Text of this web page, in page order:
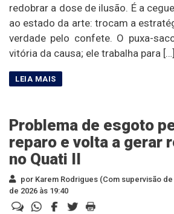
redobrar a dose de ilusão. É a
ao estado da arte: trocam a
verdade pelo confete. O puxa-
vitória da causa; ele trabalha para […]
Problema de esgoto
reparo e volta a gerar
no Quati II
por Karem Rodrigues (Com supervisão
de 2026 às 19:40